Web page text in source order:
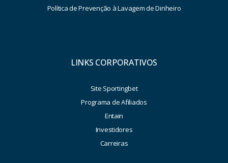
Política de Prevenção à Lavagem de Dinheiro
LINKS CORPORATIVOS
Site Sportingbet
Programa de Afiliados
Entain
Investidores
Carreiras